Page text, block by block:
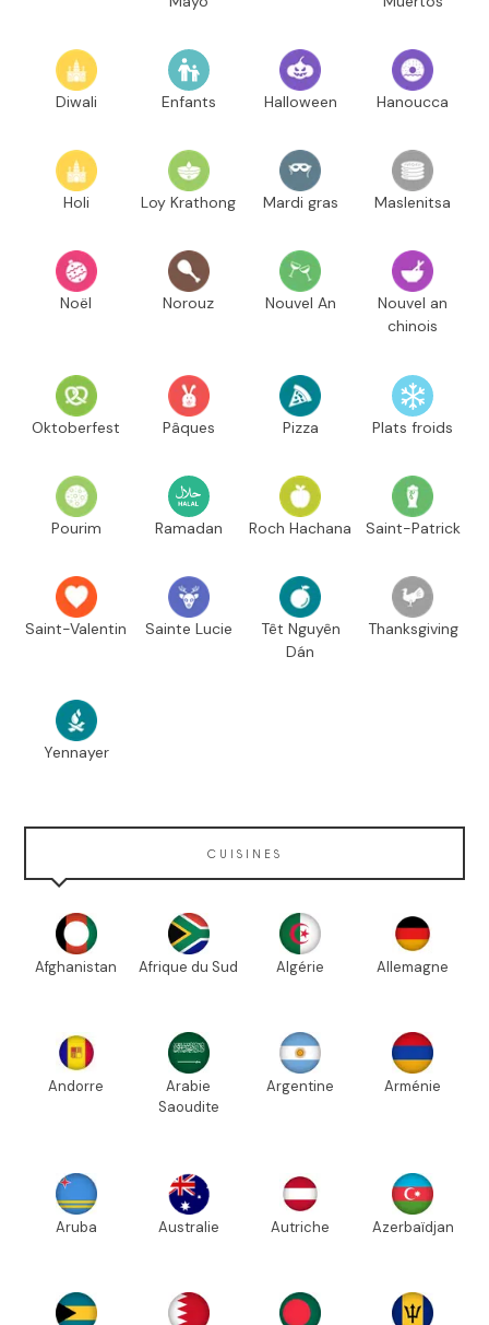
Diwali Enfants Halloween Hanoucca
Holi Loy Krathong Mardi gras Maslenitsa
Noël Norouz Nouvel An
Nouvel an
chinois
Oktoberfest Pâques Pizza Plats froids
Pourim Ramadan Roch Hachana Saint-Patrick
Saint-Valentin Sainte Lucie
Têt Nguyên
Dán
Thanksgiving
Yennayer
CUISINES
Afghanistan Afrique du Sud Algérie Allemagne
Andorre
Arabie
Saoudite
Argentine Arménie
Aruba Australie Autriche Azerbaïdjan